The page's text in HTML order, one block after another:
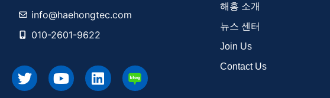
info@haehongtec.com
010-2601-9622
해홍 소개
뉴스 센터
Join Us
Contact Us